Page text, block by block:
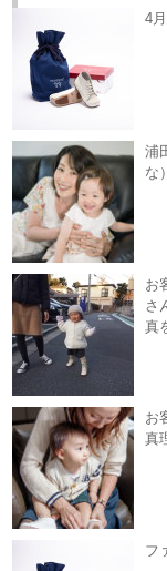
4
浦
な
お
さ
真
お
真
フ